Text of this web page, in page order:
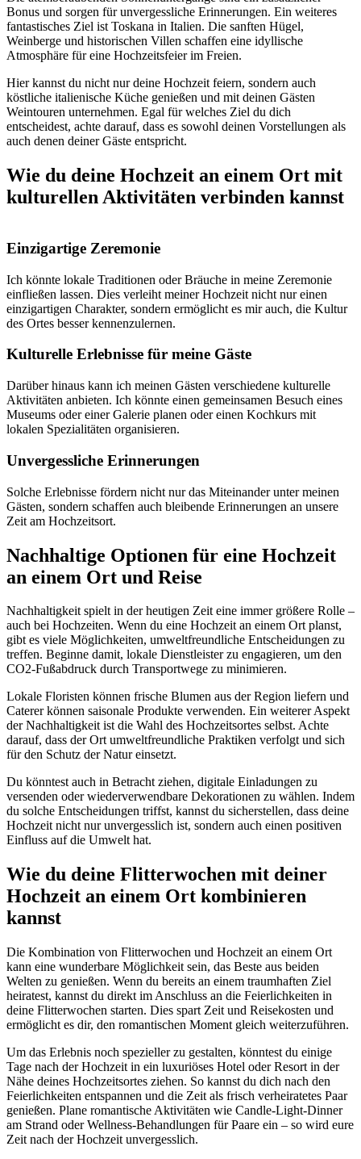
Bonus und sorgen für unvergessliche Erinnerungen. Ein weiteres
fantastisches Ziel ist Toskana in Italien. Die sanften Hügel,
Weinberge und historischen Villen schaffen eine idyllische
Atmosphäre für eine Hochzeitsfeier im Freien.
Hier kannst du nicht nur deine Hochzeit feiern, sondern auch
köstliche italienische Küche genießen und mit deinen Gästen
Weintouren unternehmen. Egal für welches Ziel du dich
entscheidest, achte darauf, dass es sowohl deinen Vorstellungen als
auch denen deiner Gäste entspricht.
Wie du deine Hochzeit an einem Ort mit
kulturellen Aktivitäten verbinden kannst
Einzigartige Zeremonie
Ich könnte lokale Traditionen oder Bräuche in meine Zeremonie
einfließen lassen. Dies verleiht meiner Hochzeit nicht nur einen
einzigartigen Charakter, sondern ermöglicht es mir auch, die Kultur
des Ortes besser kennenzulernen.
Kulturelle Erlebnisse für meine Gäste
Darüber hinaus kann ich meinen Gästen verschiedene kulturelle
Aktivitäten anbieten. Ich könnte einen gemeinsamen Besuch eines
Museums oder einer Galerie planen oder einen Kochkurs mit
lokalen Spezialitäten organisieren.
Unvergessliche Erinnerungen
Solche Erlebnisse fördern nicht nur das Miteinander unter meinen
Gästen, sondern schaffen auch bleibende Erinnerungen an unsere
Zeit am Hochzeitsort.
Nachhaltige Optionen für eine Hochzeit
an einem Ort und Reise
Nachhaltigkeit spielt in der heutigen Zeit eine immer größere Rolle –
auch bei Hochzeiten. Wenn du eine Hochzeit an einem Ort planst,
gibt es viele Möglichkeiten, umweltfreundliche Entscheidungen zu
treffen. Beginne damit, lokale Dienstleister zu engagieren, um den
CO2-Fußabdruck durch Transportwege zu minimieren.
Lokale Floristen können frische Blumen aus der Region liefern und
Caterer können saisonale Produkte verwenden. Ein weiterer Aspekt
der Nachhaltigkeit ist die Wahl des Hochzeitsortes selbst. Achte
darauf, dass der Ort umweltfreundliche Praktiken verfolgt und sich
für den Schutz der Natur einsetzt.
Du könntest auch in Betracht ziehen, digitale Einladungen zu
versenden oder wiederverwendbare Dekorationen zu wählen. Indem
du solche Entscheidungen triffst, kannst du sicherstellen, dass deine
Hochzeit nicht nur unvergesslich ist, sondern auch einen positiven
Einfluss auf die Umwelt hat.
Wie du deine Flitterwochen mit deiner
Hochzeit an einem Ort kombinieren
kannst
Die Kombination von Flitterwochen und Hochzeit an einem Ort
kann eine wunderbare Möglichkeit sein, das Beste aus beiden
Welten zu genießen. Wenn du bereits an einem traumhaften Ziel
heiratest, kannst du direkt im Anschluss an die Feierlichkeiten in
deine Flitterwochen starten. Dies spart Zeit und Reisekosten und
ermöglicht es dir, den romantischen Moment gleich weiterzuführen.
Um das Erlebnis noch spezieller zu gestalten, könntest du einige
Tage nach der Hochzeit in ein luxuriöses Hotel oder Resort in der
Nähe deines Hochzeitsortes ziehen. So kannst du dich nach den
Feierlichkeiten entspannen und die Zeit als frisch verheiratetes Paar
genießen. Plane romantische Aktivitäten wie Candle-Light-Dinner
am Strand oder Wellness-Behandlungen für Paare ein – so wird eure
Zeit nach der Hochzeit unvergesslich.